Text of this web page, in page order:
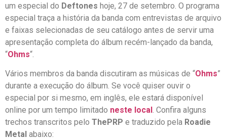
um especial do Deftones hoje, 27 de setembro. O programa
especial traça a história da banda com entrevistas de arquivo
e faixas selecionadas de seu catálogo antes de servir uma
apresentação completa do álbum recém-lançado da banda,
“Ohms“.
Vários membros da banda discutiram as músicas de “Ohms”
durante a execução do álbum. Se você quiser ouvir o
especial por si mesmo, em inglês, ele estará disponível
online por um tempo limitado neste local . Confira alguns
trechos transcritos pelo ThePRP e traduzido pela Roadie
Metal abaixo: